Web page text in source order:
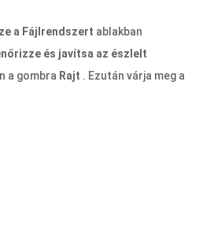
a Fájlrendszert ablakban
és javítsa az észlelt
a gombra Rajt . Ezután várja meg a